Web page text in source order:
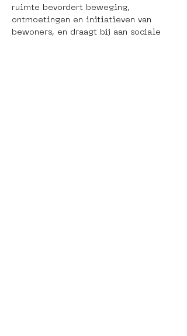
ruimte bevordert beweging,
ontmoetingen en initiatieven van
bewoners, en draagt bij aan sociale